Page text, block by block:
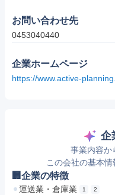
お問い合わせ先
0453040440
企業ホームページ
https://www.active-
企
事業内容か
この会社の基本情
🏢企業の特徴
運送業・倉庫業 1 2